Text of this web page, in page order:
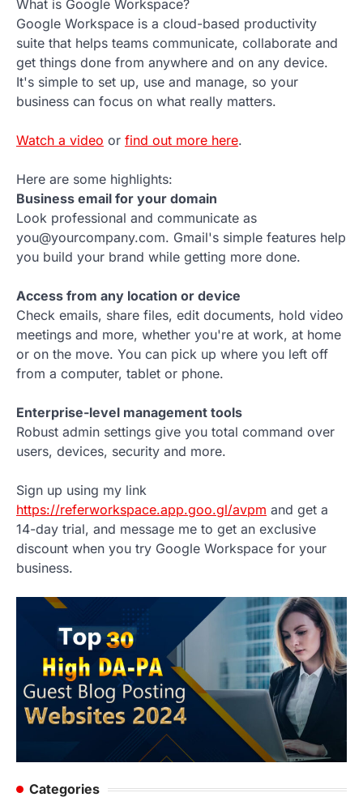
What is Google Workspace?
Google Workspace is a cloud-based productivity
suite that helps teams communicate, collaborate and
get things done from anywhere and on any device.
It's simple to set up, use and manage, so your
business can focus on what really matters.
Watch a video or find out more here.
Here are some highlights:
Business email for your domain
Look professional and communicate as
you@yourcompany.com. Gmail's simple features help
you build your brand while getting more done.
Access from any location or device
Check emails, share files, edit documents, hold video
meetings and more, whether you're at work, at home
or on the move. You can pick up where you left off
from a computer, tablet or phone.
Enterprise-level management tools
Robust admin settings give you total command over
users, devices, security and more.
Sign up using my link
https://referworkspace.app.goo.gl/avpm and get a
14-day trial, and message me to get an exclusive
discount when you try Google Workspace for your
business.
Categories